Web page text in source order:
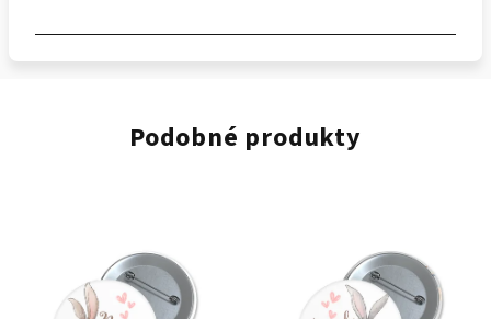
Podobné produkty